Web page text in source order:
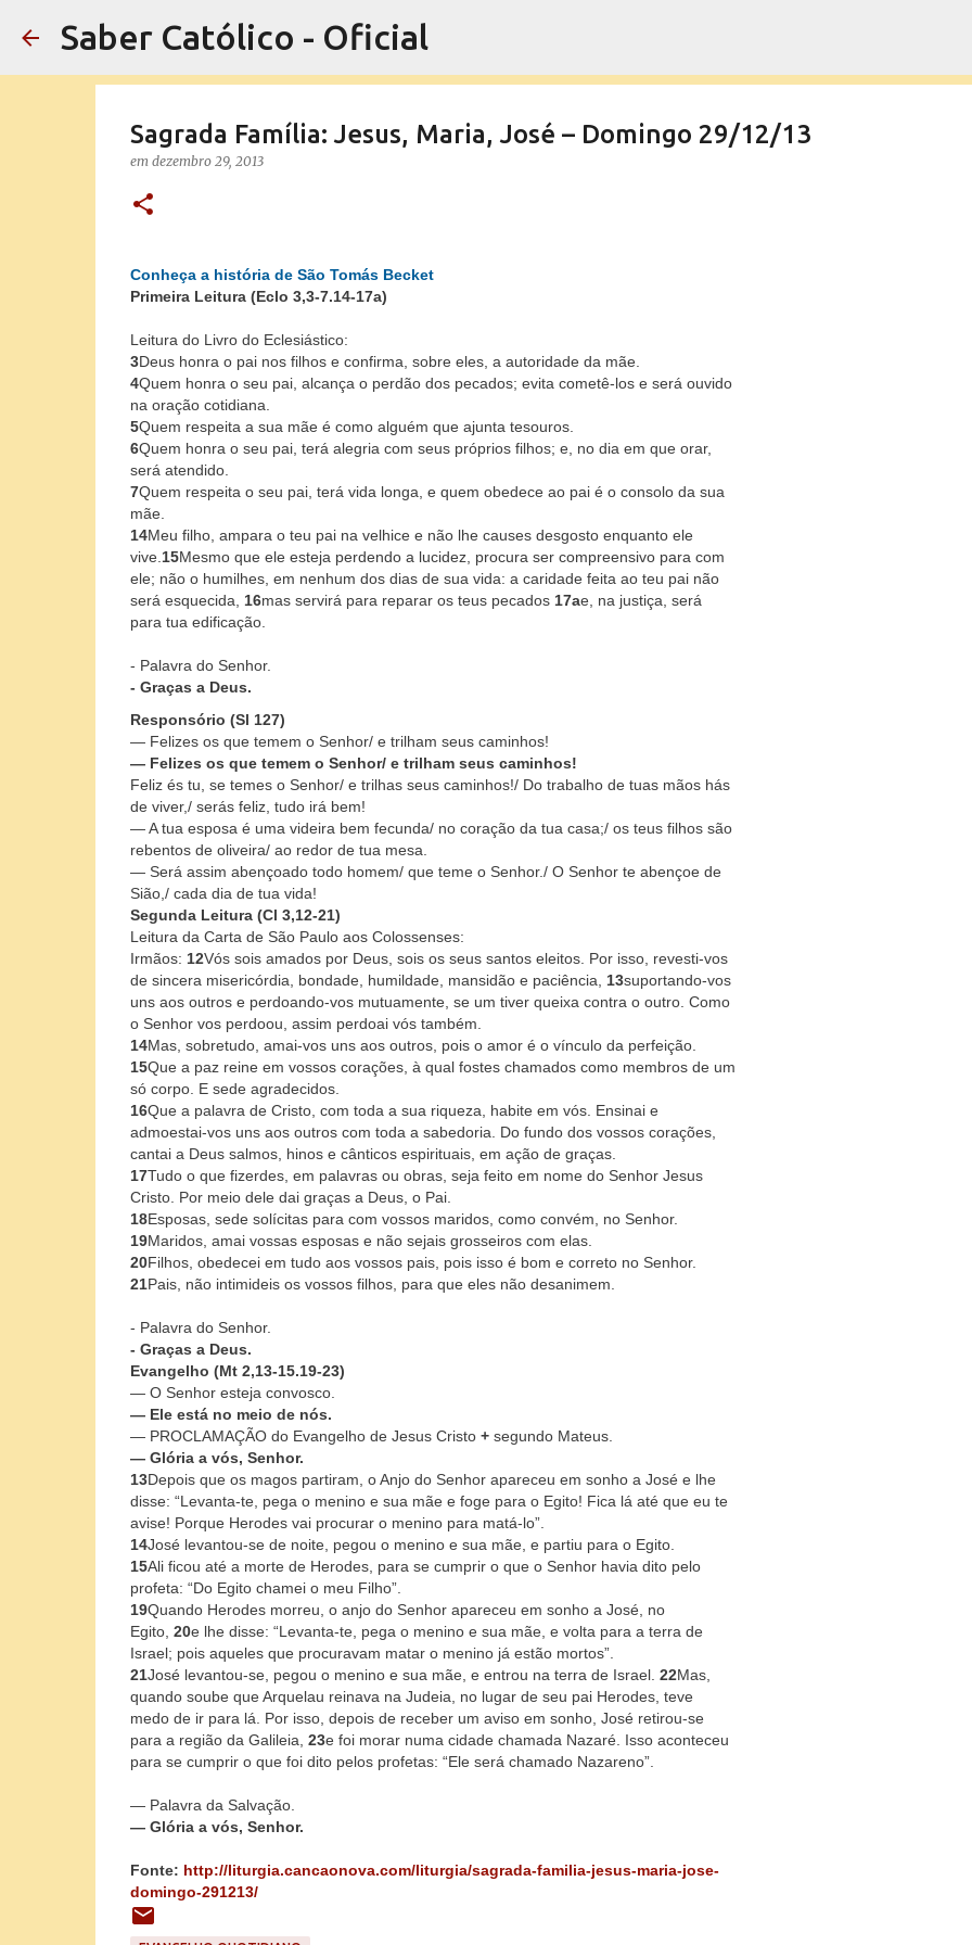
Saber Católico - Oficial
Sagrada Família: Jesus, Maria, José – Domingo 29/12/13
em dezembro 29, 2013
Conheça a história de São Tomás Becket
Primeira Leitura (Eclo 3,3-7.14-17a)
Leitura do Livro do Eclesiástico:
3Deus honra o pai nos filhos e confirma, sobre eles, a autoridade da mãe.
4Quem honra o seu pai, alcança o perdão dos pecados; evita cometê-los e será ouvido
na oração cotidiana.
5Quem respeita a sua mãe é como alguém que ajunta tesouros.
6Quem honra o seu pai, terá alegria com seus próprios filhos; e, no dia em que orar,
será atendido.
7Quem respeita o seu pai, terá vida longa, e quem obedece ao pai é o consolo da sua
mãe.
14Meu filho, ampara o teu pai na velhice e não lhe causes desgosto enquanto ele
vive. 15Mesmo que ele esteja perdendo a lucidez, procura ser compreensivo para com
ele; não o humilhes, em nenhum dos dias de sua vida: a caridade feita ao teu pai não
será esquecida, 16mas servirá para reparar os teus pecados 17ae, na justiça, será
para tua edificação.
- Palavra do Senhor.
- Graças a Deus.
Responsório (Sl 127)
— Felizes os que temem o Senhor/ e trilham seus caminhos!
— Felizes os que temem o Senhor/ e trilham seus caminhos!
Feliz és tu, se temes o Senhor/ e trilhas seus caminhos!/ Do trabalho de tuas mãos hás
de viver,/ serás feliz, tudo irá bem!
— A tua esposa é uma videira bem fecunda/ no coração da tua casa;/ os teus filhos são
rebentos de oliveira/ ao redor de tua mesa.
— Será assim abençoado todo homem/ que teme o Senhor./ O Senhor te abençoe de
Sião,/ cada dia de tua vida!
Segunda Leitura (Cl 3,12-21)
Leitura da Carta de São Paulo aos Colossenses:
Irmãos: 12Vós sois amados por Deus, sois os seus santos eleitos. Por isso, revesti-vos
de sincera misericórdia, bondade, humildade, mansidão e paciência, 13suportando-vos
uns aos outros e perdoando-vos mutuamente, se um tiver queixa contra o outro. Como
o Senhor vos perdoou, assim perdoai vós também.
14Mas, sobretudo, amai-vos uns aos outros, pois o amor é o vínculo da perfeição.
15Que a paz reine em vossos corações, à qual fostes chamados como membros de um
só corpo. E sede agradecidos.
16Que a palavra de Cristo, com toda a sua riqueza, habite em vós. Ensinai e
admoestai-vos uns aos outros com toda a sabedoria. Do fundo dos vossos corações,
cantai a Deus salmos, hinos e cânticos espirituais, em ação de graças.
17Tudo o que fizerdes, em palavras ou obras, seja feito em nome do Senhor Jesus
Cristo. Por meio dele dai graças a Deus, o Pai.
18Esposas, sede solícitas para com vossos maridos, como convém, no Senhor.
19Maridos, amai vossas esposas e não sejais grosseiros com elas.
20Filhos, obedecei em tudo aos vossos pais, pois isso é bom e correto no Senhor.
21Pais, não intimideis os vossos filhos, para que eles não desanimem.
- Palavra do Senhor.
- Graças a Deus.
Evangelho (Mt 2,13-15.19-23)
— O Senhor esteja convosco.
— Ele está no meio de nós.
— PROCLAMAÇÃO do Evangelho de Jesus Cristo+segundo Mateus.
— Glória a vós, Senhor.
13Depois que os magos partiram, o Anjo do Senhor apareceu em sonho a José e lhe
disse: “Levanta-te, pega o menino e sua mãe e foge para o Egito! Fica lá até que eu te
avise! Porque Herodes vai procurar o menino para matá-lo”.
14José levantou-se de noite, pegou o menino e sua mãe, e partiu para o Egito.
15Ali ficou até a morte de Herodes, para se cumprir o que o Senhor havia dito pelo
profeta: “Do Egito chamei o meu Filho”.
19Quando Herodes morreu, o anjo do Senhor apareceu em sonho a José, no
Egito, 20e lhe disse: “Levanta-te, pega o menino e sua mãe, e volta para a terra de
Israel; pois aqueles que procuravam matar o menino já estão mortos”.
21José levantou-se, pegou o menino e sua mãe, e entrou na terra de Israel. 22Mas,
quando soube que Arquelau reinava na Judeia, no lugar de seu pai Herodes, teve
medo de ir para lá. Por isso, depois de receber um aviso em sonho, José retirou-se
para a região da Galileia, 23e foi morar numa cidade chamada Nazaré. Isso aconteceu
para se cumprir o que foi dito pelos profetas: “Ele será chamado Nazareno”.
— Palavra da Salvação.
— Glória a vós, Senhor.
Fonte: http://liturgia.cancaonova.com/liturgia/sagrada-familia-jesus-maria-jose-
domingo-291213/